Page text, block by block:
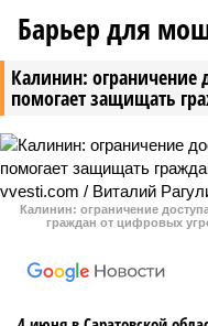
Калинин: ограничение
помогает защищать
Барьер для
Калинин: ограничение
граждан от цифровых